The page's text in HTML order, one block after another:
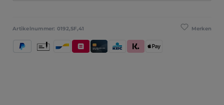
Merken
Artikelnummer: 0192,SF,41
PayPal Bancontact
BelfiusKredietkaart / Bankkaart
KBC/CBC Payment Button
Klarna (Achteraf betalen / In
Apple Pay
Vooruitbetaling